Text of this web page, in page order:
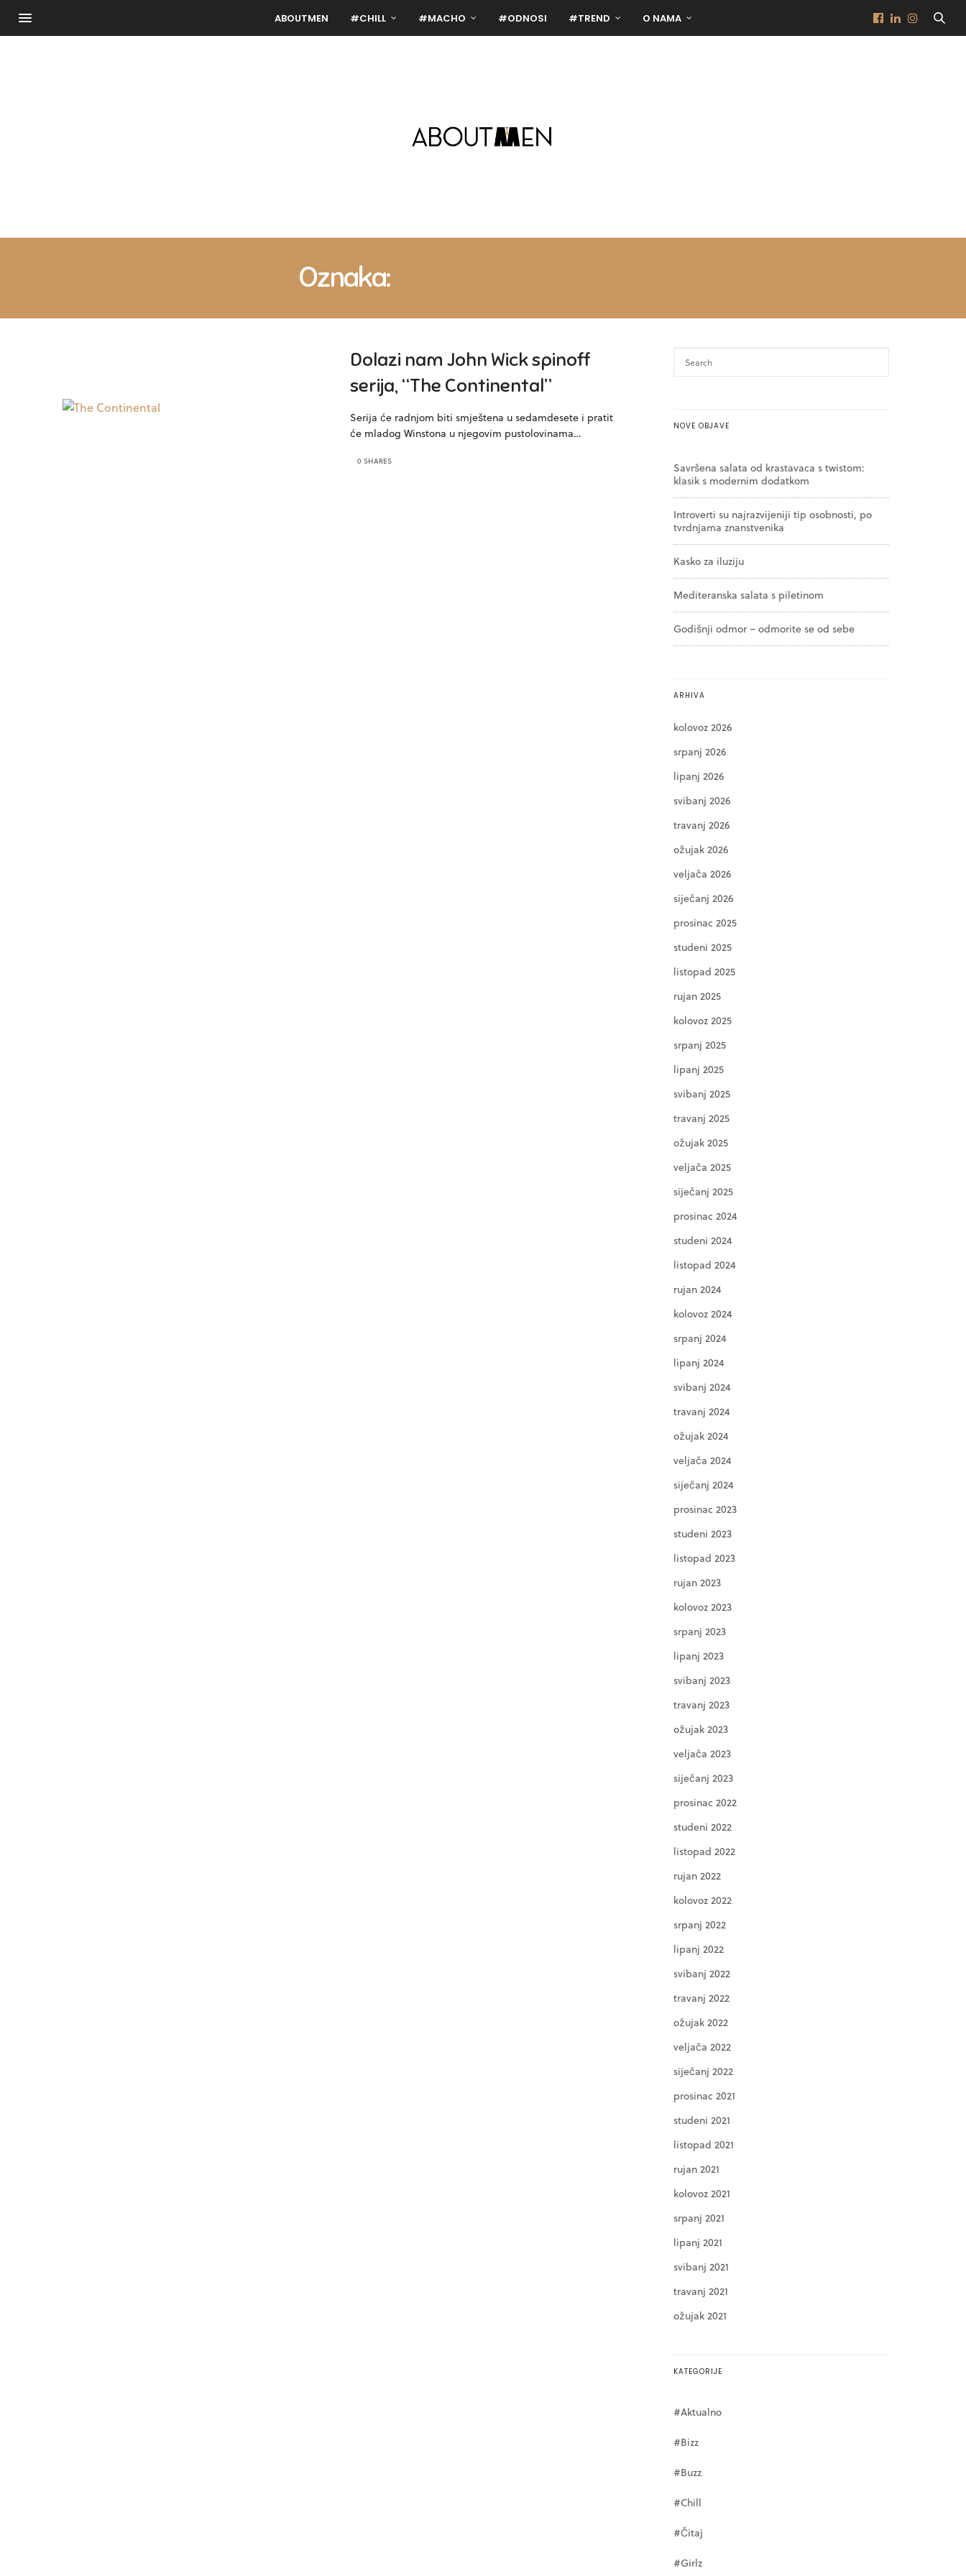
ABOUTMEN #CHILL #MACHO #ODNOSI #TREND O NAMA
Oznaka:
Dolazi nam John Wick spinoff
serija, “The Continental”
Serija će radnjom biti smještena u sedamdesete i pratit
će mladog Winstona u njegovim pustolovinama…
0 SHARES
NOVE OBJAVE
Savršena salata od krastavaca s twistom:
klasik s modernim dodatkom
Introverti su najrazvijeniji tip osobnosti, po
tvrdnjama znanstvenika
Kasko za iluziju
Mediteranska salata s piletinom
Godišnji odmor – odmorite se od sebe
ARHIVA
kolovoz 2026
srpanj 2026
lipanj 2026
svibanj 2026
travanj 2026
ožujak 2026
veljača 2026
siječanj 2026
prosinac 2025
studeni 2025
listopad 2025
rujan 2025
kolovoz 2025
srpanj 2025
lipanj 2025
svibanj 2025
travanj 2025
ožujak 2025
veljača 2025
siječanj 2025
prosinac 2024
studeni 2024
listopad 2024
rujan 2024
kolovoz 2024
srpanj 2024
lipanj 2024
svibanj 2024
travanj 2024
ožujak 2024
veljača 2024
siječanj 2024
prosinac 2023
studeni 2023
listopad 2023
rujan 2023
kolovoz 2023
srpanj 2023
lipanj 2023
svibanj 2023
travanj 2023
ožujak 2023
veljača 2023
siječanj 2023
prosinac 2022
studeni 2022
listopad 2022
rujan 2022
kolovoz 2022
srpanj 2022
lipanj 2022
svibanj 2022
travanj 2022
ožujak 2022
veljača 2022
siječanj 2022
prosinac 2021
studeni 2021
listopad 2021
rujan 2021
kolovoz 2021
srpanj 2021
lipanj 2021
svibanj 2021
travanj 2021
ožujak 2021
KATEGORIJE
#Aktualno
#Bizz
#Buzz
#Chill
#Čitaj
#Girlz